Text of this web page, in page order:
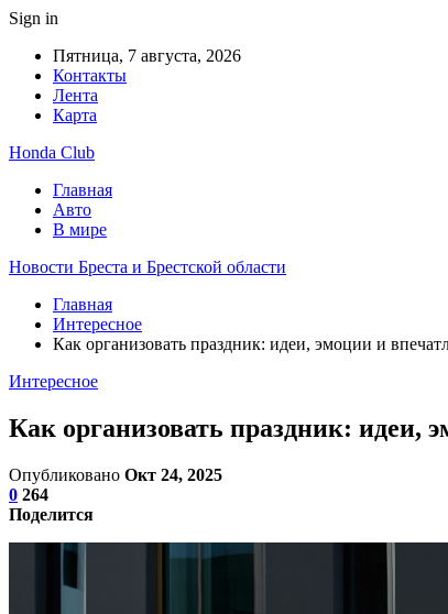
Sign in
Пятница, 7 августа, 2026
Контакты
Лента
Карта
Honda Club
Главная
Авто
В мире
Новости Бреста и Брестской области
Главная
Интересное
Как организовать праздник: идеи, эмоции и
Интересное
Как организовать праздник: идеи,
Опубликовано Окт 24, 2025
0 264
Поделится